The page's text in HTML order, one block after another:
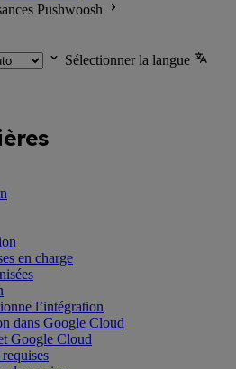
Pushwoosh
Sélectionner la langue
en charge
l’intégration
dans Google Cloud
Google Cloud